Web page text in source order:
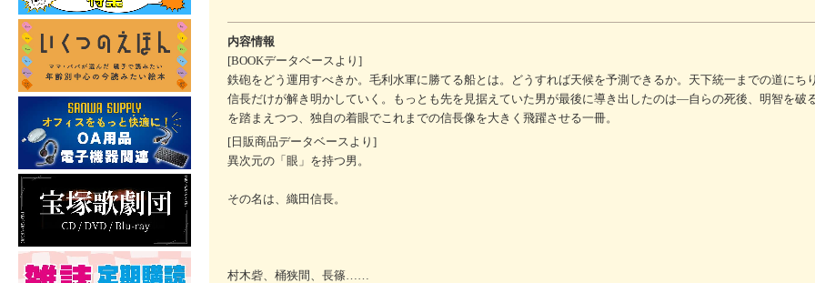
内容情報
[BOOKデータベースより]
鉄砲をどう運用すべきか。毛利水軍に勝てる船とは。どうすれば天候を予測できるか。天下統一までの道にち
信長だけが解き明かしていく。もっとも先を見据えていた男が最後に導き出したのは―自らの死後、明智を破
を踏まえつつ、独自の着眼でこれまでの信長像を大きく飛躍させる一冊。
[日販商品データベースより]
異次元の「眼」を持つ男。
その名は、織田信長。
村木砦、桶狭間、長篠……